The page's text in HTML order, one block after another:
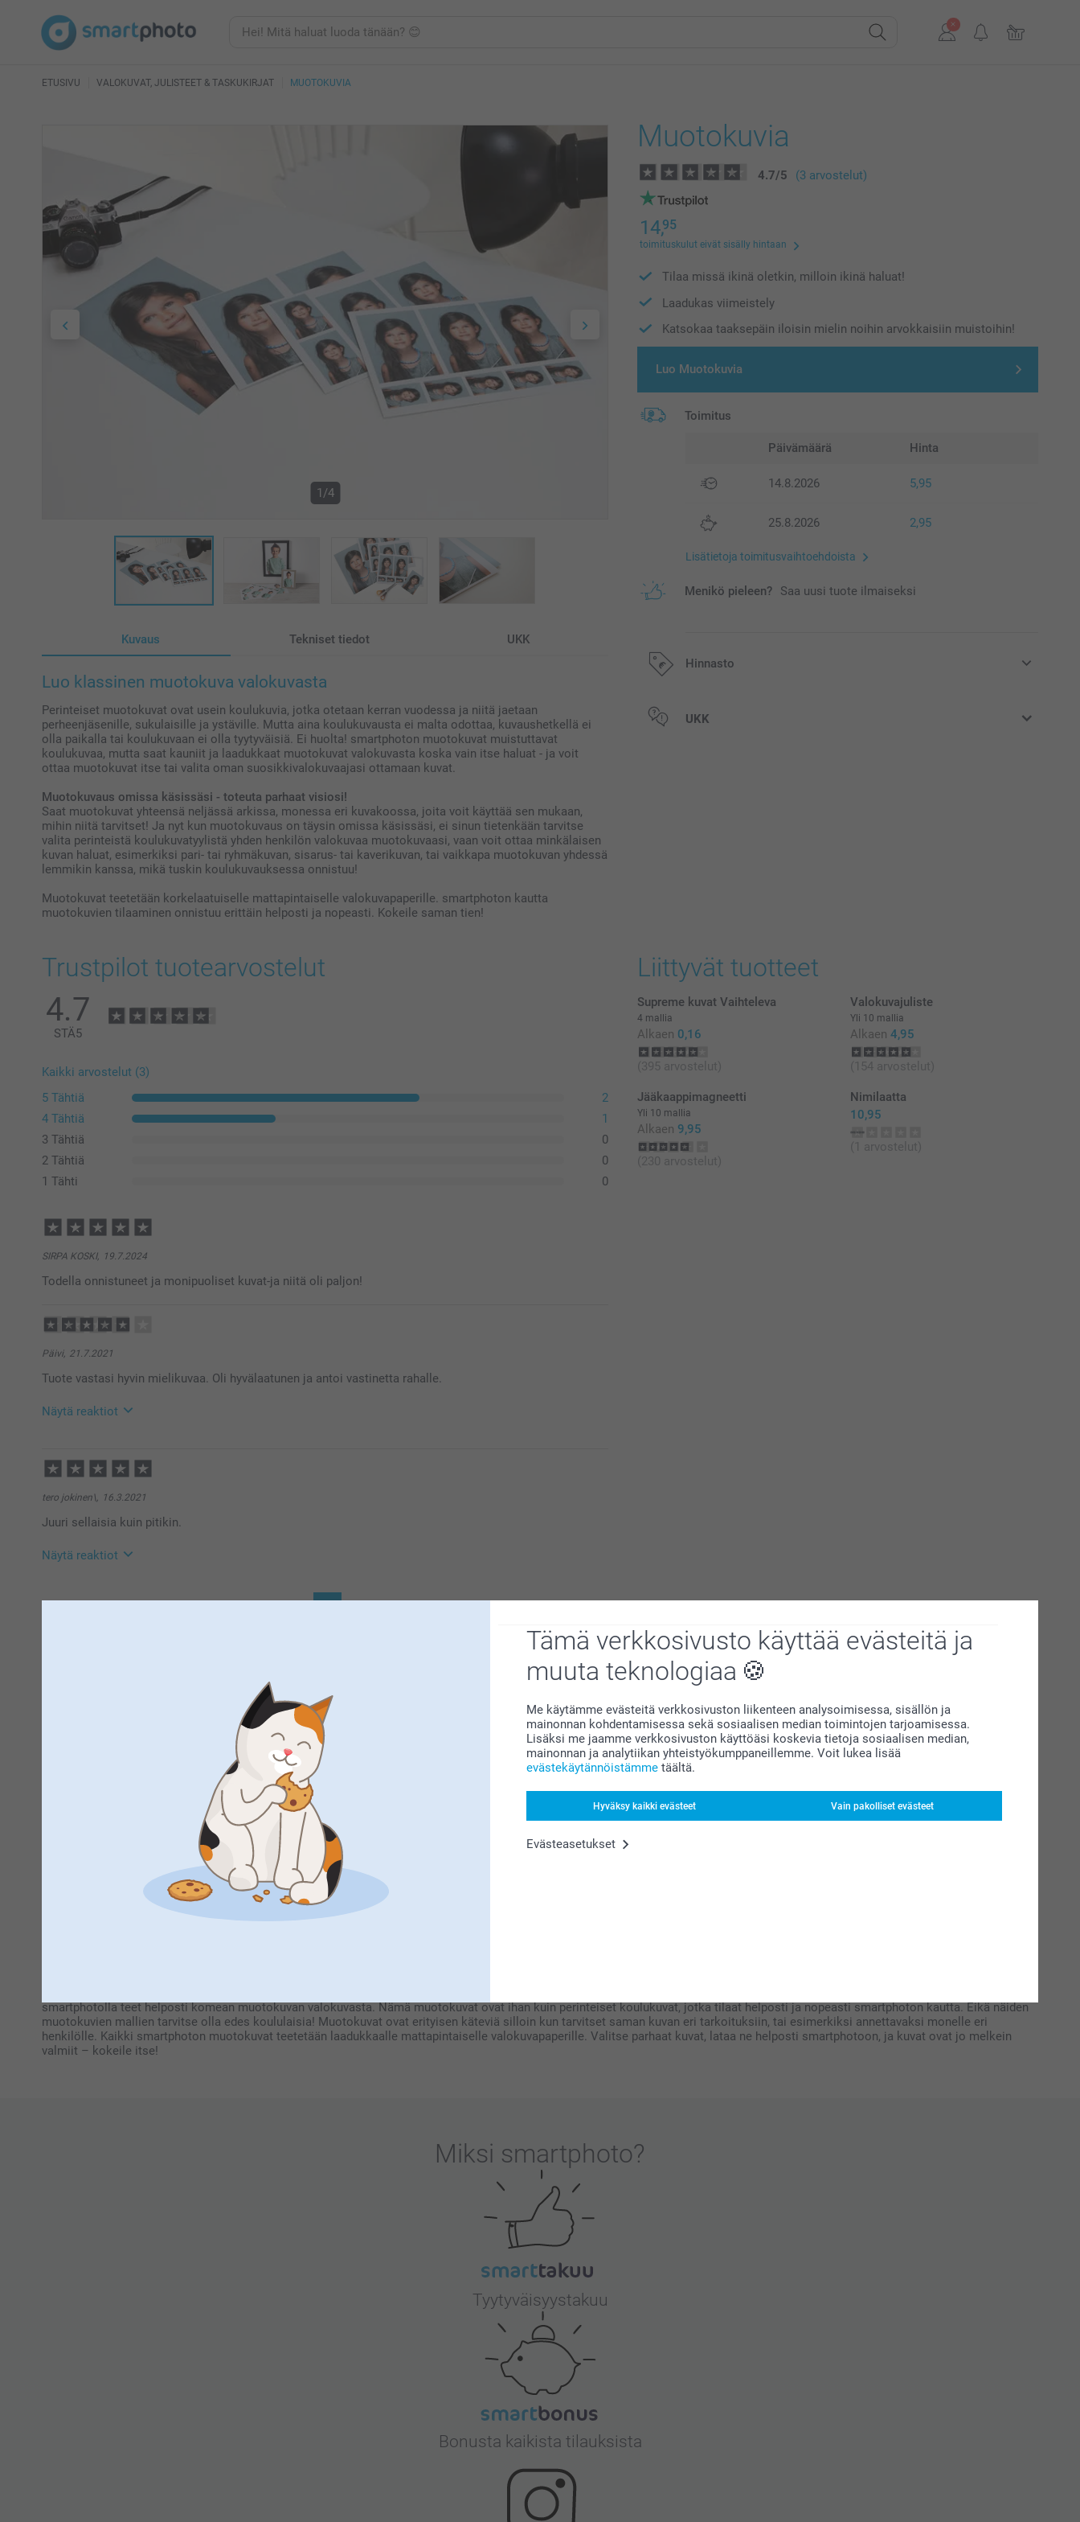
Tämä verkkosivusto käyttää evästeitä ja
muuta teknologiaa
Me käytämme evästeitä verkkosivuston liikenteen analysoimisessa, sisällön ja
mainonnan kohdentamisessa sekä sosiaalisen median toimintojen tarjoamisessa.
Lisäksi me jaamme verkkosivuston käyttöäsi koskevia tietoja sosiaalisen median,
mainonnan ja analytiikan yhteistyökumppaneillemme. Voit lukea lisää
evästekäytännöistämme täältä.
Hyväksy kaikki evästeet Vain pakolliset evästeet
Evästeasetukset
ETUSIVU VALOKUVAT, JULISTEET & TASKUKIRJAT MUOTOKUVIA
1/4
Kuvaus Tekniset tiedot UKK
Luo klassinen muotokuva valokuvasta
Perinteiset muotokuvat ovat usein koulukuvia, jotka otetaan kerran vuodessa ja niitä jaetaan
perheenjäsenille, sukulaisille ja ystäville. Mutta aina koulukuvausta ei malta odottaa, kuvaushetkellä ei
olla paikalla tai koulukuvaan ei olla tyytyväisiä. Ei huolta! smartphoton muotokuvat muistuttavat
koulukuvaa, mutta saat kauniit ja laadukkaat muotokuvat valokuvasta koska vain itse haluat - ja voit
ottaa muotokuvat itse tai valita oman suosikkivalokuvaajasi ottamaan kuvat.
Muotokuvaus omissa käsissäsi - toteuta parhaat visiosi!
Saat muotokuvat yhteensä neljässä arkissa, monessa eri kuvakoossa, joita voit käyttää sen mukaan,
mihin niitä tarvitset! Ja nyt kun muotokuvaus on täysin omissa käsissäsi, ei sinun tietenkään tarvitse
valita perinteistä koulukuvatyylistä yhden henkilön valokuvaa muotokuvaasi, vaan voit ottaa minkälaisen
kuvan haluat, esimerkiksi pari- tai ryhmäkuvan, sisarus- tai kaverikuvan, tai vaikkapa muotokuvan yhdessä
lemmikin kanssa, mikä tuskin koulukuvauksessa onnistuu!
Muotokuvat teetetään korkelaatuiselle mattapintaiselle valokuvapaperille. smartphoton kautta
muotokuvien tilaaminen onnistuu erittäin helposti ja nopeasti. Kokeile saman tien!
Muotokuvia
4.7/5 (3 arvostelut)
14,95
toimituskulut eivät sisälly hintaan
Tilaa missä ikinä oletkin, milloin ikinä haluat!
Laadukas viimeistely
Katsokaa taaksepäin iloisin mielin noihin arvokkaisiin muistoihin!
Luo Muotokuvia
Toimitus
Päivämäärä Hinta
14.8.2026 5,95
25.8.2026 2,95
Lisätietoja toimitusvaihtoehdoista
Menikö pieleen? Saa uusi tuote ilmaiseksi
Hinnasto
Kaikki hinnat ovat euroina, sisältävät arvonlisäveron ja eivät sisällä
UKK
Trustpilot tuotearvostelut
4.7
STÄ5
Kaikki arvostelut (3)
5 Tähtiä
2
4 Tähtiä
1
3 Tähtiä
0
2 Tähtiä
0
1 Tähti
0
SIRPA KOSKI, 19.7.2024
Todella onnistuneet ja monipuoliset kuvat-ja niitä oli paljon!
Päivi, 21.7.2021
Tuote vastasi hyvin mielikuvaa. Oli hyvälaatunen ja antoi vastinetta rahalle.
Näytä reaktiot
13:18
Hei,
Suuret kiitokset 4 tähden palautteesta, olemme kiitollisia siitä. Kiva että pidät tilaamistasi
Toivottavasti näemme pian taas smartphoto.fi -osoitteessa.
Kirsi, Smartphoto
tero jokinen\, 16.3.2021
Juuri sellaisia kuin pitikin.
Näytä reaktiot
Liittyvät tuotteet
Supreme kuvat Vaihteleva
4 mallia
Alkaen 0,16
(395 arvostelut)
Valokuvajuliste
Yli 10 mallia
Alkaen 4,95
(154 arvostelut)
Jääkaappimagneetti
Yli 10 mallia
Alkaen 9,95
(230 arvostelut)
Nimilaatta
10,95
(1 arvostelut)
Muotokuvaus – ohjeita ja vinkkejä
Olitpa sisällä tai ulkona, hyvä valaistus on muotokuvassa tärkeää
Jos otat muotokuvia itse kotona, muista valita paikka missä valaistus on hyvä. Luonnonvalo on aina paras valo, mutta lisävaloa voi olla myös tarpeen käyttää. Se ei saisi kuitenkaan olla
aivan suoraa valoa, vaan mielellään pehmeää, kuten valokuvastudioilla olet ehkä nähnyt. Muotokuvaus ulkona on myös loistava vaihtoehto, etenkin kesällärippijuhlissatai
Persoonallinen muotokuvaus – näin onnistut!
Muotokuvan ei tarvitse olla tylsä! Jos potretin päähenkilöllä on tärkeitä harrastuksia, ottakaa rohkeasti ne mukaan kuvaan vaikkapa harrastusvälineiden muodossa. Muotokuva voi olla
myös kuva oman eläinystävän kanssa, tai jossain itselle tärkeässä ympäristössä. Vain mielikuvitus on rajana, tärkeintä on tehdä muotokuvasta persoonallinen ja mallinsa näköinen!
Potrettikuva on ikimuistoinen lahja päivänsankarille
Juhlista elämän tärkeitä etappeja muotokuvalla! Olipa kyseessä 5-vuotisjuhlat tai 50-vuotisjuhlat, jos osaat kuvata ja omistat hyvän kameran, on juhlapotretin kuvaus erittäin
mieleenjäävä lahja päivänsankarille. Ota potretteja sekä päivänsankarista yksin että läheisten kanssa, ja tilaa muotokuvat lahjaksi.
smartphotolla teet helposti komean muotokuvan valokuvasta. Nämä muotokuvat ovat ihan kuin perinteiset koulukuvat, jotka tilaat helposti ja nopeasti smartphoton kautta. Eikä näiden
muotokuvien mallien tarvitse olla edes koululaisia! Muotokuvat ovat erityisen käteviä silloin kun tarvitset saman kuvan eri tarkoituksiin, tai esimerkiksi annettavaksi monelle eri
henkilölle. Kaikki smartphoton muotokuvat teetetään laadukkaalle mattapintaiselle valokuvapaperille. Valitse parhaat kuvat, lataa ne helposti smartphotoon, ja kuvat ovat jo melkein
valmiit – kokeile itse!
Miksi smartphoto?
Tyytyväisyystakuu
Bonusta kaikista tilauksista